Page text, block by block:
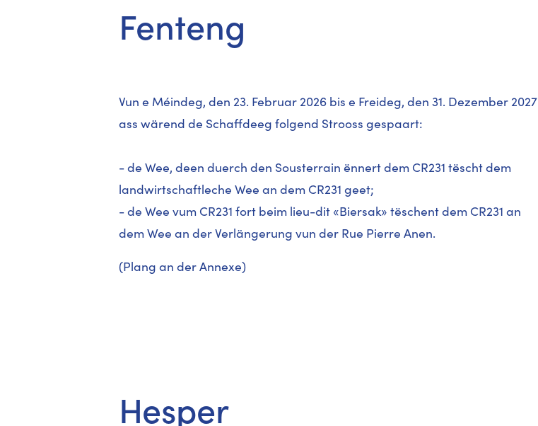
Fenteng
Vun e Méindeg, den 23. Februar 2026 bis e Freideg, den 31. Dezember 2027
ass wärend de Schaffdeeg folgend Strooss gespaart:
- de Wee, deen duerch den Sousterrain ënnert dem CR231 tëscht dem
landwirtschaftleche Wee an dem CR231 geet;
- de Wee vum CR231 fort beim lieu-dit «Biersak» tëschent dem CR231 an
dem Wee an der Verlängerung vun der Rue Pierre Anen.
(Plang an der Annexe)
Hesper